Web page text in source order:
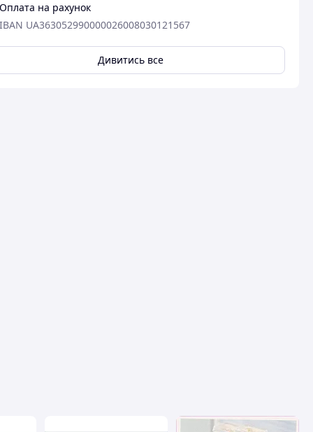
Оплата на рахунок
IBAN UA363052990000026008030121567
Дивитись все